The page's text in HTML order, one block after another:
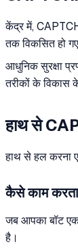
केंद्र में,
तक विकसित हो
आधुनिक सुरक्षा
तरीकों के विकास
हाथ से
हाथ से हल करना
कैसे काम
जब आपका बॉट एक
है।